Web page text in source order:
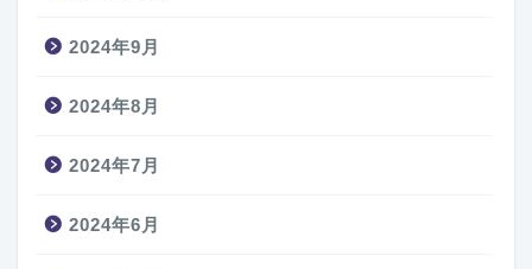
2024年9月
2024年8月
2024年7月
2024年6月